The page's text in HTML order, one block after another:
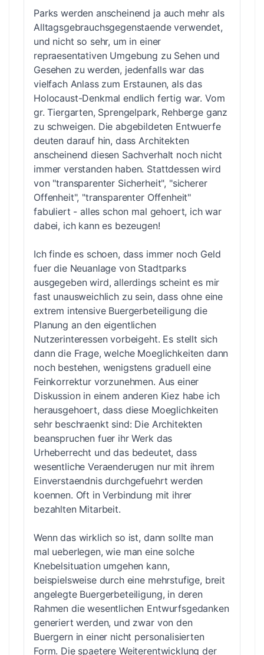
Parks werden anscheinend ja auch mehr als
Alltagsgebrauchsgegenstaende verwendet,
und nicht so sehr, um in einer
repraesentativen Umgebung zu Sehen und
Gesehen zu werden, jedenfalls war das
vielfach Anlass zum Erstaunen, als das
Holocaust-Denkmal endlich fertig war. Vom
gr. Tiergarten, Sprengelpark, Rehberge ganz
zu schweigen. Die abgebildeten Entwuerfe
deuten darauf hin, dass Architekten
anscheinend diesen Sachverhalt noch nicht
immer verstanden haben. Stattdessen wird
von "transparenter Sicherheit", "sicherer
Offenheit", "transparenter Offenheit"
fabuliert - alles schon mal gehoert, ich war
dabei, ich kann es bezeugen!
Ich finde es schoen, dass immer noch Geld
fuer die Neuanlage von Stadtparks
ausgegeben wird, allerdings scheint es mir
fast unausweichlich zu sein, dass ohne eine
extrem intensive Buergerbeteiligung die
Planung an den eigentlichen
Nutzerinteressen vorbeigeht. Es stellt sich
dann die Frage, welche Moeglichkeiten dann
noch bestehen, wenigstens graduell eine
Feinkorrektur vorzunehmen. Aus einer
Diskussion in einem anderen Kiez habe ich
herausgehoert, dass diese Moeglichkeiten
sehr beschraenkt sind: Die Architekten
beanspruchen fuer ihr Werk das
Urheberrecht und das bedeutet, dass
wesentliche Veraenderugen nur mit ihrem
Einverstaendnis durchgefuehrt werden
koennen. Oft in Verbindung mit ihrer
bezahlten Mitarbeit.
Wenn das wirklich so ist, dann sollte man
mal ueberlegen, wie man eine solche
Knebelsituation umgehen kann,
beispielsweise durch eine mehrstufige, breit
angelegte Buergerbeteiligung, in deren
Rahmen die wesentlichen Entwurfsgedanken
generiert werden, und zwar von den
Buergern in einer nicht personalisierten
Form. Die spaetere Weiterentwicklung der